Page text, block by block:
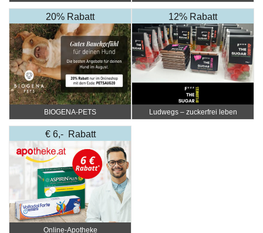
20% Rabatt
BIOGENA-PETS
12% Rabatt
Ludwegs – zuckerfrei leben
€ 6,- Rabatt
Online‑Apotheke